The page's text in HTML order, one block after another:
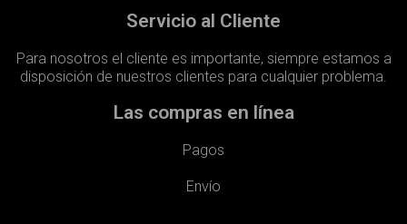
Servicio al Cliente
Para nosotros el cliente es importante, siempre estamos a
disposición de nuestros clientes para cualquier problema.
Las compras en línea
Pagos
Envío​